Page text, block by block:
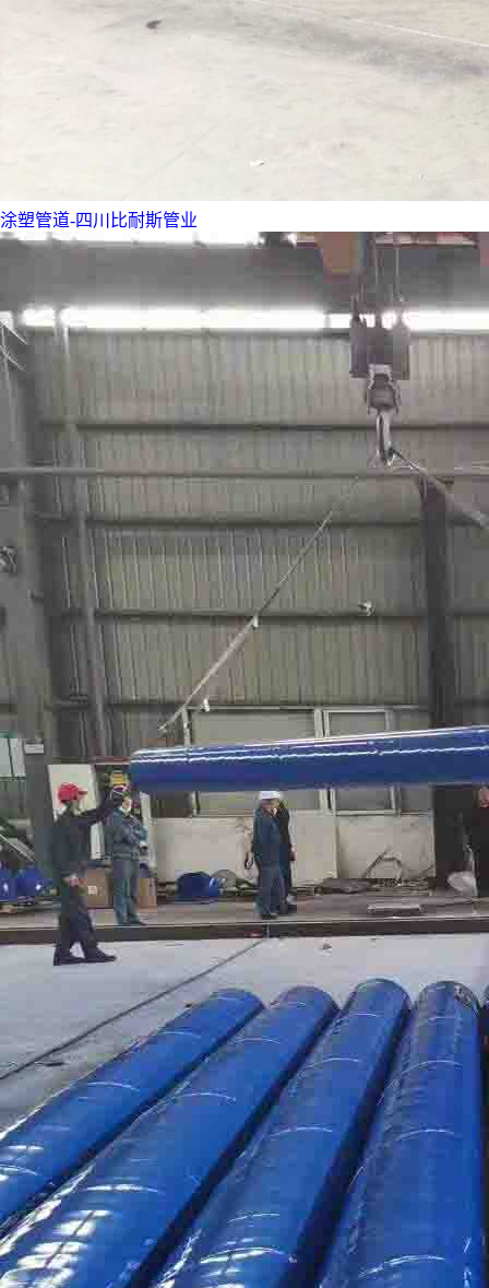
涂塑管道-四川比耐斯管业